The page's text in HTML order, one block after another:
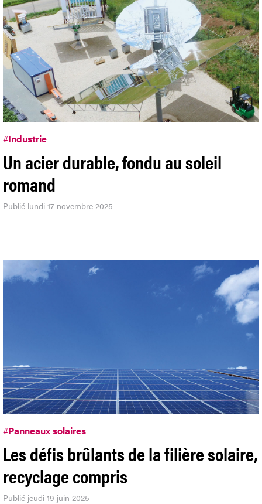
#Industrie
Un acier durable, fondu au soleil
romand
Publié lundi 17 novembre 2025
#Panneaux solaires
Les défis brûlants de la filière solaire,
recyclage compris
Publié jeudi 19 juin 2025